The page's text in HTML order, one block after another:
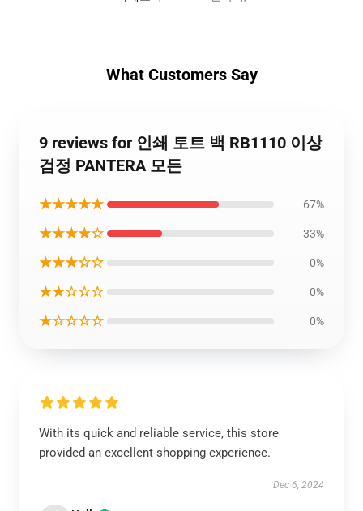
What Customers Say
9 reviews for 인쇄 토트 백 RB1110 이상
검정 PANTERA 모든
★★★★★ 67%
★★★★☆ 33%
★★★☆☆ 0%
★★☆☆☆ 0%
★☆☆☆☆ 0%
With its quick and reliable service, this store
provided an excellent shopping experience.
Dec 6, 2024